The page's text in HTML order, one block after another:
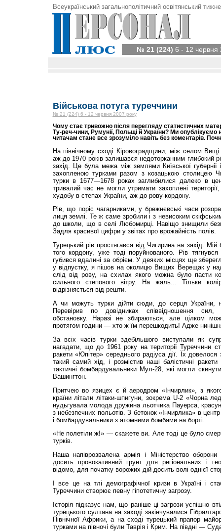
Всеукраїнський загальнополітичний освітянський
№ 21 (224) 6 - 12 червня
Військова потуга туреччини
№ 21 (224) 6 - 12 червня 2007 року
Чому стає тривожно після перегляду статистичних
Ту-реч-чини, Румунії, Польщі й України? Ми опублікуємо
читачам стане все зрозуміло навіть без коментарів.
На північному сході Кіровоградщини, між селом
аж до 1970 років залишався недоторканним глибокий
захід. Це була межа між землями Київської губернії
захопленою турками разом з козацькою столицею
турки в 1677—1678 роках заглибилися далеко в
тривалий час не могли утримати захоплені
худобу в степах України, аж до рову-кордону.
Рів, що поріс чагарниками, у брежнєвські часи
лиця землі. Те ж саме зробили і з невисоким
до школи, що в селі Любомирці. Навіщо знищили
Задля красивої цифри у звітах про врожайність полів.
Турецький рів простягався від Чигирина на захід.
того кордону, уже тоді поруйнованого. Рів
губився вдалині за обрієм. У деяких місцях ще
у відпустку, я пішов на околицю Вищих Верещак у
слід від рову, на схилах якого можна було пасти
сильного степового вітру. На жаль... Тільки
відрізняється від решти.
А чи можуть турки дійти сюди, до серця України,
Перевірив по довідниках співвідношення сил,
обстановку. Наразі не збираються, але цілком
протягом години — хто ж їм перешкодить! Адже
За всіх часів турки здебільшого виступали як
нагадати, що до 1961 року на території Туреччини
ракети «Юпітер» середнього радіуса дії. Їх
такий самий хід, і розмістив наші балістичні
тактичні бомбардувальники Мул-28, які могли
Вашингтон.
Притчею во язицех є й аеродром «Інчирлик», з якого
країни літали літаки-шпигуни, зокрема U-2 «Чорна
нудьгувала молода дружина льотчика Пауерса,
з небезпечних польотів. З бетонок «Інчирлика» в
і бомбардувальники з атомними бомбами на борті.
«Не полетіли ж!» — скажете ви. Але тоді це було
турків.
Наша напіврозвалена армія і Міністерство
досить провокативний грунт для регіональних і
відомо, для початку ворожих дій досить волі однієї
І все це на тлі демографічної кризи в Україні і
Туреччини створює певну гіпотетичну загрозу.
Історія підказує нам, що раніше ці загрози успішно
турецького султана на заході закінчувалися
Північної Африки, а на сході турецький прапор
турками на півночі були Таврія і Крим. На півдні —